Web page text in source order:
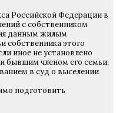
Российской Федерации в
с собственником
данным жилым
собственника этого
иное не установлено
бывшим членом его семьи.
в суд о выселении
подготовить